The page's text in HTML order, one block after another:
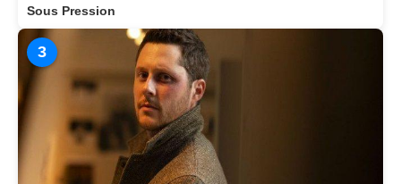
Sous Pression
3